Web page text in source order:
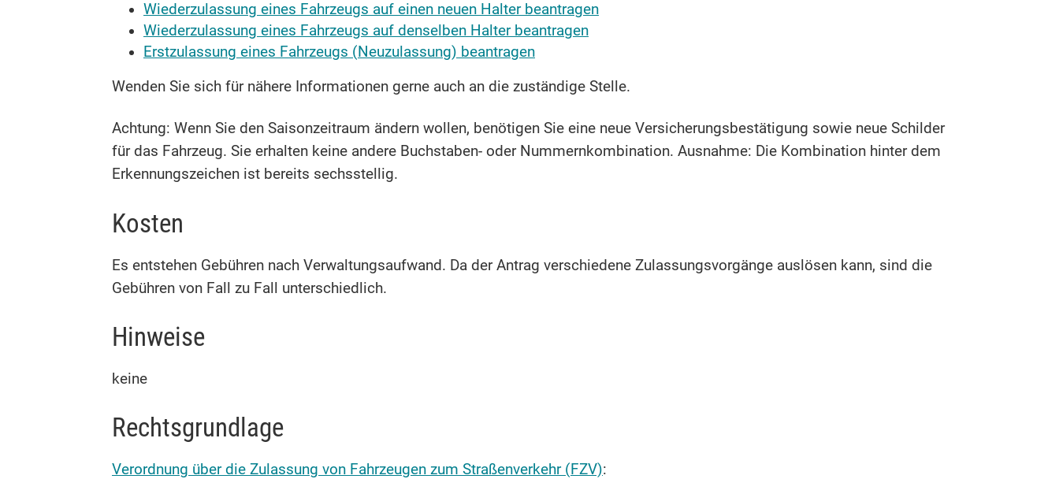
Wiederzulassung eines Fahrzeugs auf einen neuen Halter beantragen
Wiederzulassung eines Fahrzeugs auf denselben Halter beantragen
Erstzulassung eines Fahrzeugs (Neuzulassung) beantragen
Wenden Sie sich für nähere Informationen gerne auch an die zuständige Stelle.
Achtung: Wenn Sie den Saisonzeitraum ändern wollen, benötigen Sie eine neue Versicherungsbestätigung sowie neue Schilder
für das Fahrzeug. Sie erhalten keine andere Buchstaben- oder Nummernkombination. Ausnahme: Die Kombination hinter dem
Erkennungszeichen ist bereits sechsstellig.
Kosten
Es entstehen Gebühren nach Verwaltungsaufwand. Da der Antrag verschiedene Zulassungsvorgänge auslösen kann, sind die
Gebühren von Fall zu Fall unterschiedlich.
Hinweise
keine
Rechtsgrundlage
Verordnung über die Zulassung von Fahrzeugen zum Straßenverkehr (FZV):